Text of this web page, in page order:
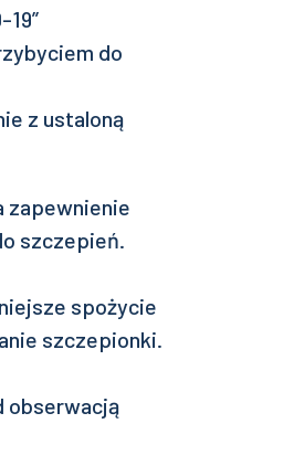
do
z ustaloną
zapewnienie
szczepień.
spożycie
szczepionki.
obserwacją